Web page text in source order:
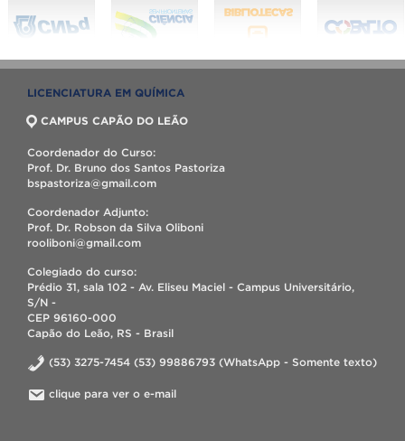
LICENCIATURA EM QUÍMICA
CAMPUS CAPÃO DO LEÃO
Coordenador do Curso:
Prof. Dr. Bruno dos Santos Pastoriza
bspastoriza@gmail.com
Coordenador Adjunto:
Prof. Dr. Robson da Silva Oliboni
rooliboni@gmail.com
Colegiado do curso:
Prédio 31, sala 102 - Av. Eliseu Maciel - Campus Universitário,
S/N -
CEP 96160-000
Capão do Leão, RS - Brasil
(53) 3275-7454 (53) 99886793 (WhatsApp - Somente texto)
clique para ver o e-mail